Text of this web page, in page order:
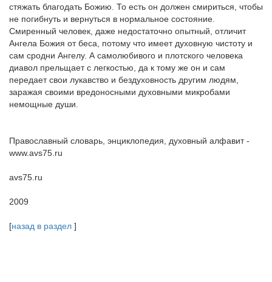
стяжать благодать Божию. То есть он должен смириться, чтобы
не погибнуть и вернуться в нормальное состояние.
Смиренный человек, даже недостаточно опытный, отличит
Ангела Божия от беса, потому что имеет духовную чистоту и
сам сродни Ангелу. А самолюбивого и плотского человека
диавол прельщает с легкостью, да к тому же он и сам
передает свои лукавство и бездуховность другим людям,
заражая своими вредоносными духовными микробами
немощные души.
Православный словарь, энциклопедия, духовный алфавит -
www.avs75.ru
avs75.ru
2009
[назад в раздел ]